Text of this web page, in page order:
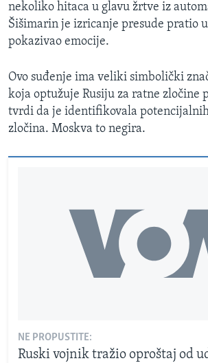
nekoliko hitaca u glavu žrtve iz
Šišimarin je izricanje presude pratio
pokazivao emocije.
Ovo suđenje ima veliki simbolički
koja optužuje Rusiju za ratne zločine
tvrdi da je identifikovala
zločina. Moskva to negira.
NE PROPUSTITE:
Ruski vojnik tražio oproštaj od